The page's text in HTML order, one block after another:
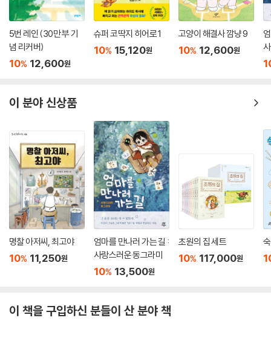
5번 레인 (30만 부 기
념 리커버)
10% 12,600원
슈퍼 코딱지 히어로 1
10% 15,120원
고양이 해결사 깜냥 9
10% 12,600원
이 분야 신상품
명찰 아저씨, 최고야
10% 11,250원
엄마를 만나러 가는 길 :
사랑스러운 동그라미
10% 13,500원
초원의 집 세트
10% 117,000원
이 책을 구입하신 분들이 산 분야 책